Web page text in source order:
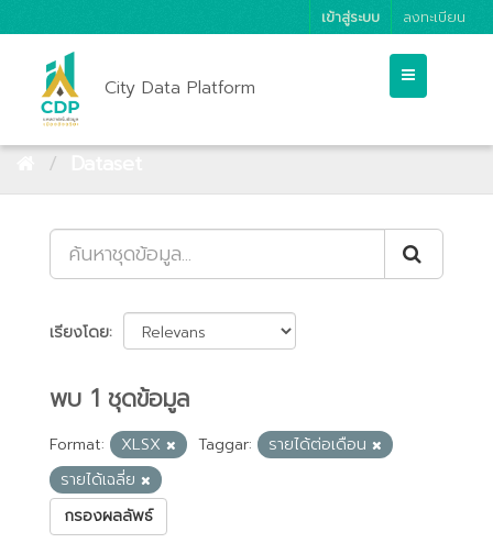
เข้าสู่ระบบ ลงทะเบียน
City Data Platform
เรียงโดย
พบ 1 ชุดข้อมูล
Format: XLSX Taggar:
รายได้ต่อเดือน
รายได้เฉลี่ย
กรองผลลัพธ์